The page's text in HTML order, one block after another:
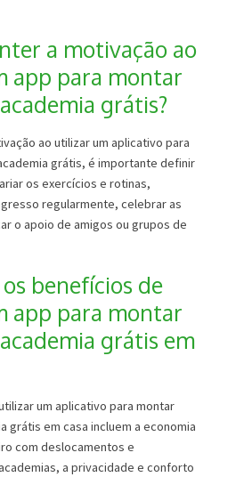
a motivação ao
app para montar
grátis?
ao utilizar um aplicativo para
grátis, é importante definir
os exercícios e rotinas,
regularmente, celebrar as
o apoio de amigos ou grupos de
benefícios de
app para montar
grátis em
um aplicativo para montar
grátis em casa incluem a economia
com deslocamentos e
a privacidade e conforto